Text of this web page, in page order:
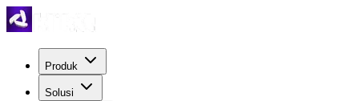
Produk
Solusi